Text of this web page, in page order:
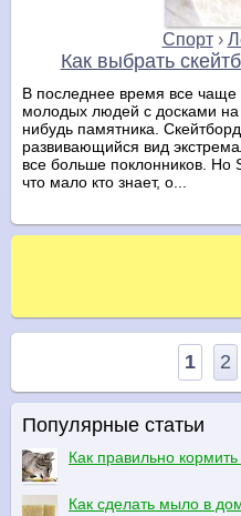
Спорт›
Как выбрать
В последнее время все
молодых людей с досками на
нибудь памятника.
развивающийся вид
все больше поклонников. Но
что мало кто знает, о...
1 2
Популярные статьи
Как правильно
Как сделать мыло в